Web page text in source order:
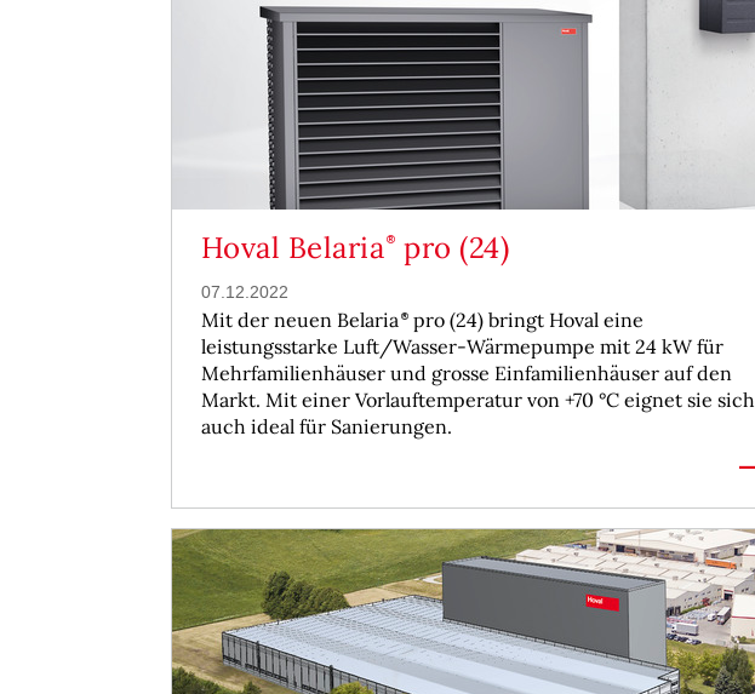
Hoval Belaria pro (24)
07.12.2022
Mit der neuen Belaria pro (24) bringt Hoval eine
leistungsstarke Luft/Wasser-Wärmepumpe mit 24 kW für
Mehrfamilienhäuser und grosse Einfamilienhäuser auf den
Markt. Mit einer Vorlauftemperatur von +70 °C eignet sie sich
auch ideal für Sanierungen.